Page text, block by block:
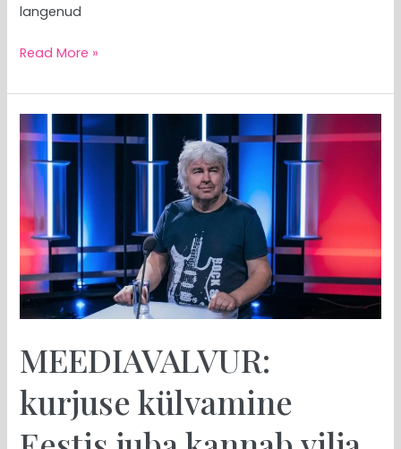
langenud
Read More »
MEEDIAVALVUR:
kurjuse külvamine
MEEDIAVALVUR:
kurjuse
külvamine
Eestis
juba
kannab
vilja